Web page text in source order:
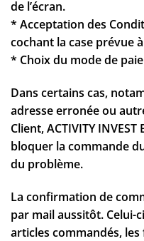
de l’écran.
* Acceptation des
cochant la case prévue
* Choix du mode de
Dans certains cas,
adresse erronée ou
Client, ACTIVITY
bloquer la commande
du problème.
La confirmation de
par mail aussitôt. Celui-
articles commandés,